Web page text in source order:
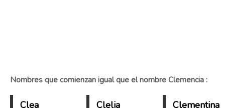
Nombres que comienzan igual que el nombre Clemencia :
Clea Clelia Clementina